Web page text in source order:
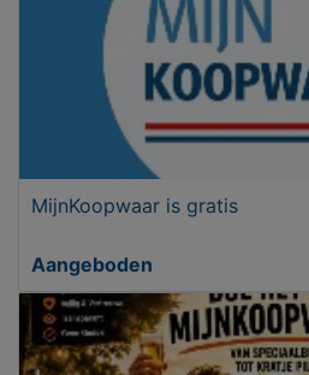
MijnKoopwaar is gratis
Aangeboden